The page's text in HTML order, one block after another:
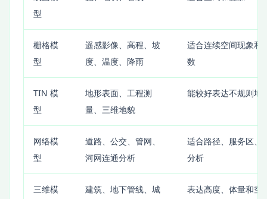
型
栅格模
型
遥感影像、高程、坡
度、温度、降雨
适合连续空间现象和
数
TIN 模
型
地形表面、工程测
量、三维地貌
能较好表达不规则地
网络模
型
道路、公交、管网、
河网连通分析
适合路径、服务区、
分析
三维模
建筑、地下管线、城
表达高度、体量和空